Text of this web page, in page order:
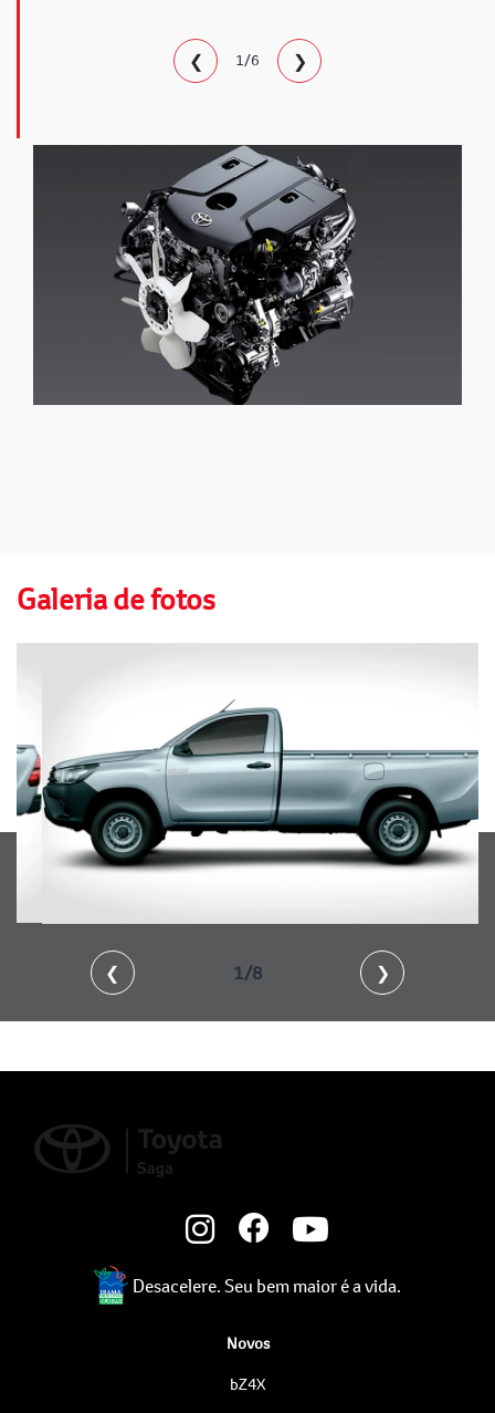
❮ 1/6 ❯
Galeria de fotos
❮ 2/8 ❯
Desacelere. Seu bem maior é a vida.
Novos
bZ4X